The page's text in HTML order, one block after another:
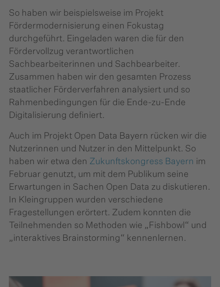
So haben wir beispielsweise im Projekt
Fördermodernisierung einen Fokustag
durchgeführt. Eingeladen waren die für den
Fördervollzug verantwortlichen
Sachbearbeiterinnen und Sachbearbeiter.
Zusammen haben wir den gesamten Prozess
staatlicher Förderverfahren analysiert und so
Rahmenbedingungen für die Ende-zu-Ende
Digitalisierung definiert.
Auch im Projekt Open Data Bayern rücken wir die
Nutzerinnen und Nutzer in den Mittelpunkt. So
haben wir etwa den Zukunftskongress Bayern im
Februar genutzt, um mit dem Publikum seine
Erwartungen in Sachen Open Data zu diskutieren.
In Kleingruppen wurden verschiedene
Fragestellungen erörtert. Zudem konnten die
Teilnehmenden so Methoden wie „Fishbowl“ und
„interaktives Brainstorming“ kennenlernen.